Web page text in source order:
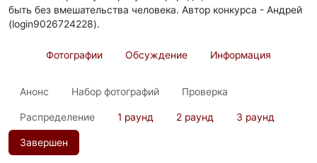
быть без вмешательства человека. Автор конкурса - Андрей
(login9026724228).
Фотографии Обсуждение Информация
Анонс Набор фотографий Проверка
Распределение 1 раунд 2 раунд 3 раунд
Завершен